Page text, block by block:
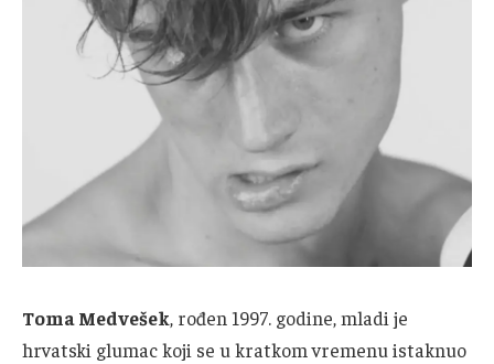
Toma Medvešek, rođen 1997. godine, mladi je
hrvatski glumac koji se u kratkom vremenu istaknuo